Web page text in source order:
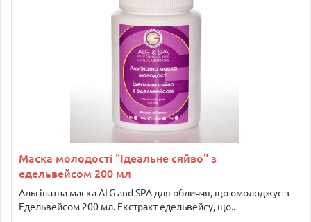
Маска молодості "Ідеальне сяйво" з
едельвейсом 200 мл
Альгінатна маска ALG and SPA для обличчя, що омолоджує з
Едельвейсом 200 мл. Екстракт едельвейсу, що..